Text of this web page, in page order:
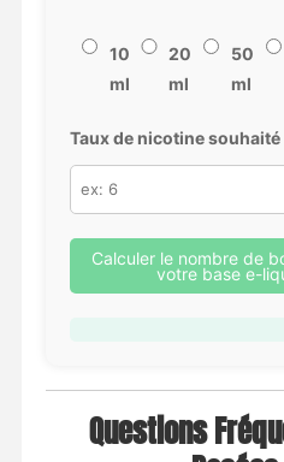
10
ml
20
ml
50
ml
Taux de nicotine
Calculer le nombre de
votre base e-
Questions